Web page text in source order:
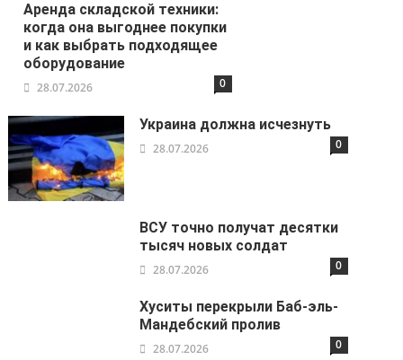
Аренда складской техники:
когда она выгоднее покупки
и как выбрать подходящее
оборудование
28.07.2026 0
Украина должна исчезнуть
28.07.2026 0
ВСУ точно получат десятки
тысяч новых солдат
28.07.2026 0
Хуситы перекрыли Баб-эль-
Мандебский пролив
28.07.2026 0